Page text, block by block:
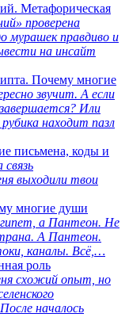
Метафорическая
проверена
мурашек правдиво и
на инсайт
Почему многие
звучит. А если
Или
находит пазл
письмена, коды и
выходили твои
многие души
а Пантеон. Не
А Пантеон.
каналы. Всё,…
роль
схожий опыт, но
началось